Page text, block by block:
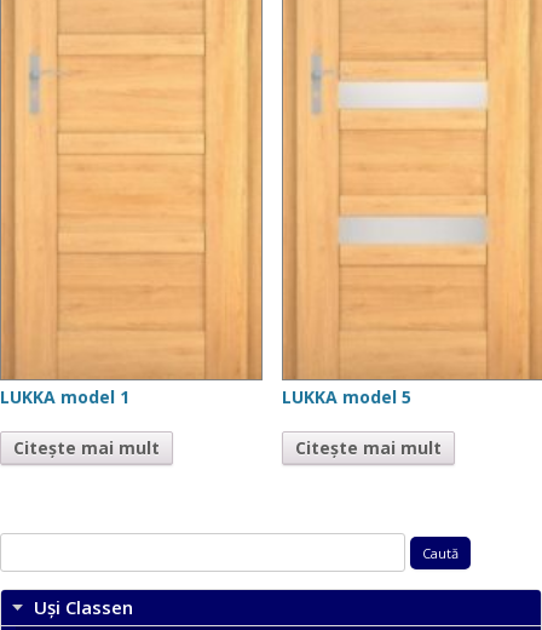
LUKKA model 1
Citește mai mult
LUKKA model 5
Citește mai mult
după:
Uși Classen